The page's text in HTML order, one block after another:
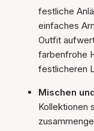
festliche
einfaches
Outfit
farbenfrohe
festlicheren
Mischen
Kollektionen